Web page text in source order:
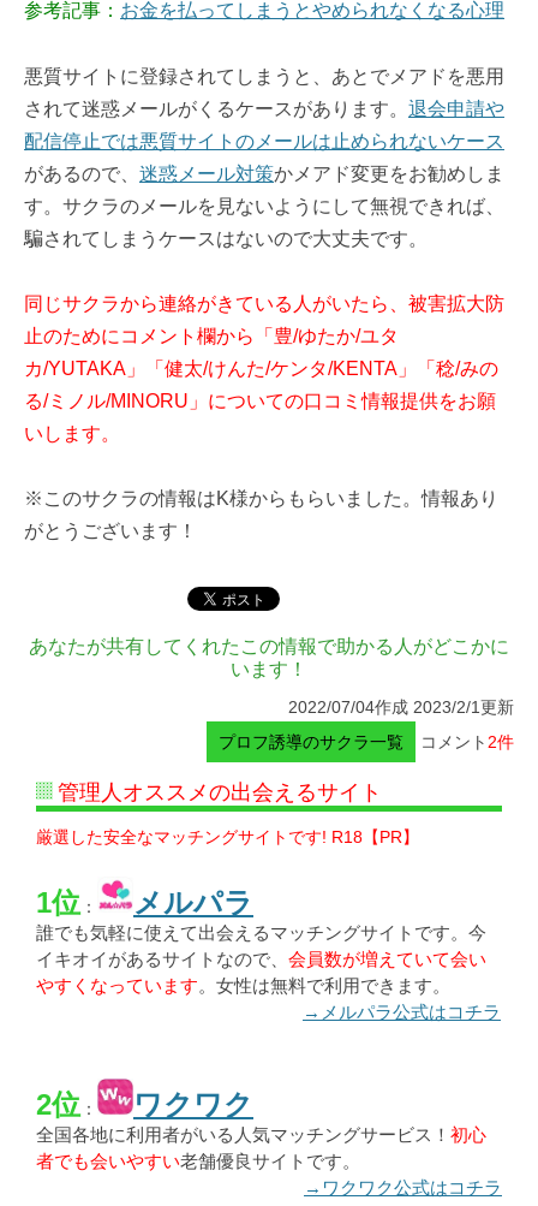
参考記事： お金を払ってしまうとやめられなくなる心理
悪質サイトに登録されてしまうと、あとでメアドを悪用
されて迷惑メールがくるケースがあります。 退会申請や
配信停止では悪質サイトのメールは止められないケース
があるので、 迷惑メール対策かメアド変更をお勧めしま
す。サクラのメールを見ないようにして無視できれば、
騙されてしまうケースはないので大丈夫です。
同じサクラから連絡がきている人がいたら、被害拡大防
止のためにコメント欄から「豊/ゆたか/ユタ
カ/YUTAKA」「健太/けんた/ケンタ/KENTA」「稔/みの
る/ミノル/MINORU」についての口コミ情報提供をお願
いします。
※このサクラの情報はK様からもらいました。情報あり
がとうございます！
あなたが共有してくれたこの情報で助かる人がどこかに
います！
2022/07/04作成 2023/2/1更新
プロフ誘導のサクラ一覧
コメント 2件
管理人オススメの出会えるサイト
厳選した安全なマッチングサイトです! R18【PR】
1位 ： メルパラ
誰でも気軽に使えて出会えるマッチングサイトです。今
イキオイがあるサイトなので、 会員数が増えていて会い
やすくなっています。女性は無料で利用できます。
→メルパラ公式はコチラ
2位 ： ワクワク
全国各地に利用者がいる人気マッチングサービス！ 初心
者でも会いやすい老舗優良サイトです。
→ワクワク公式はコチラ